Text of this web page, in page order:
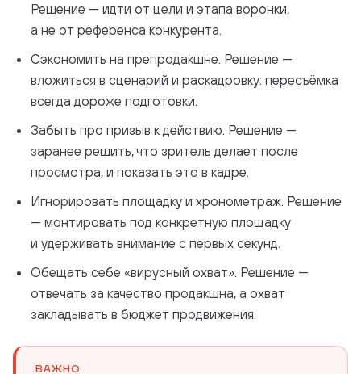
Решение — идти от цели и этапа воронки,
а не от референса конкурента.
Сэкономить на препродакшне. Решение —
вложиться в сценарий и раскадровку: пересъёмка
всегда дороже подготовки.
Забыть про призыв к действию. Решение —
заранее решить, что зритель делает после
просмотра, и показать это в кадре.
Игнорировать площадку и хронометраж. Решение
— монтировать под конкретную площадку
и удерживать внимание с первых секунд.
Обещать себе «вирусный охват». Решение —
отвечать за качество продакшна, а охват
закладывать в бюджет продвижения.
ВАЖНО